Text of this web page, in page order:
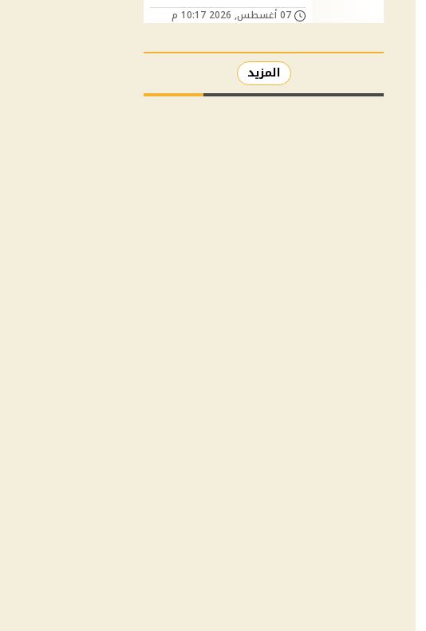
07 أغسطس, 2026 10:17 م
المزيد